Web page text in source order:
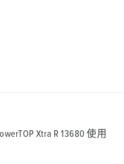
Xtra R 13680 使用